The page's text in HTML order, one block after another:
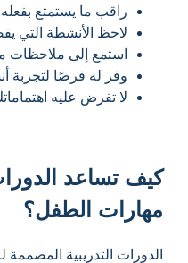
راقب ما يستمتع
لاحظ الأنشطة التي
استمع إلى ملاحظات
وفر له فرصًا لتجربة
لا تفرض عليه
كيف تساعد
مهارات الطفل؟
الدورات التدريبية